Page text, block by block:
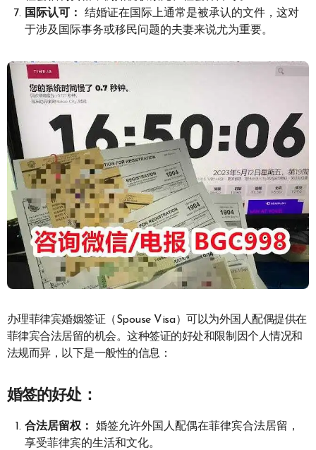
国际认可：
结婚证在国际上通常是被承认的文件，这对
于涉及国际事务或移民问题的夫妻来说尤为重要。
办理菲律宾婚姻签证（Spouse Visa）可以为外国人配偶提供在
菲律宾合法居留的机会。这种签证的好处和限制因个人情况和
法规而异，以下是一般性的信息：
婚签的好处：
合法居留权：
婚签允许外国人配偶在菲律宾合法居留，
享受菲律宾的生活和文化。